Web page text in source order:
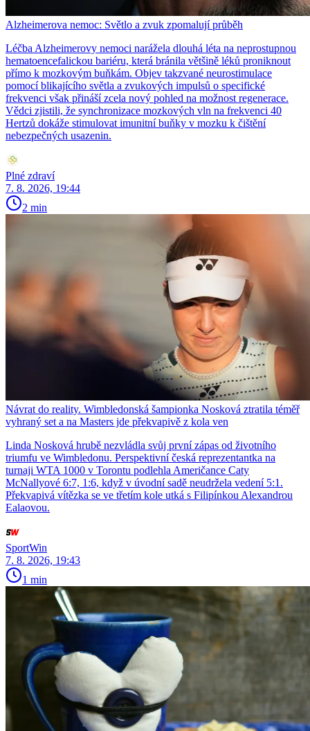
Alzheimerova nemoc: Světlo a zvuk zpomalují průběh
Léčba Alzheimerovy nemoci narážela dlouhá léta na neprostupnou
hematoencefalickou bariéru, která bránila většině léků proniknout
přímo k mozkovým buňkám. Objev takzvané neurostimulace
pomocí blikajícího světla a zvukových impulsů o specifické
frekvenci však přináší zcela nový pohled na možnost regenerace.
Vědci zjistili, že synchronizace mozkových vln na frekvenci 40
Hertzů dokáže stimulovat imunitní buňky v mozku k čištění
nebezpečných usazenin.
Plné zdraví
7. 8. 2026, 19:44
2 min
Návrat do reality. Wimbledonská šampionka Nosková ztratila téměř
vyhraný set a na Masters jde překvapivě z kola ven
Linda Nosková hrubě nezvládla svůj první zápas od životního
triumfu ve Wimbledonu. Perspektivní česká reprezentantka na
turnaji WTA 1000 v Torontu podlehla Američance Caty
McNallyové 6:7, 1:6, když v úvodní sadě neudržela vedení 5:1.
Překvapivá vítězka se ve třetím kole utká s Filipínkou Alexandrou
Ealaovou.
SportWin
7. 8. 2026, 19:43
1 min